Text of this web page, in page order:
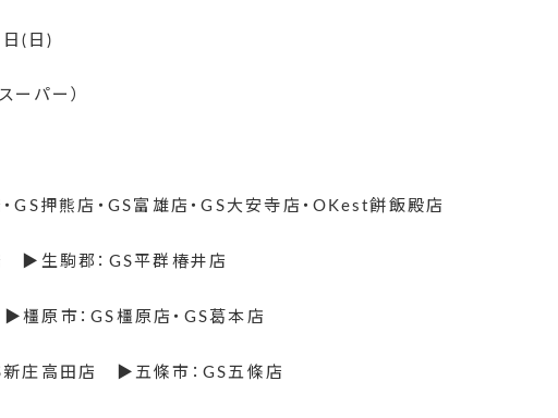
(日)
ーパー）
GS押熊店・GS富雄店・GS大安寺店・OKest餅飯殿店
▶生駒郡：GS平群椿井店
原市：GS橿原店・GS葛本店
新庄高田店 ▶五條市：GS五條店